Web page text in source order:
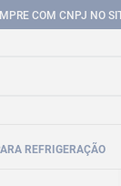
COM CNPJ NO
REFRIGERAÇÃO